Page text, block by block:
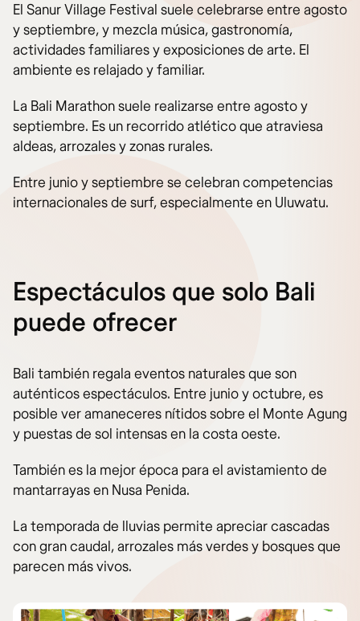
El Sanur Village Festival suele celebrarse entre agosto
y septiembre, y mezcla música, gastronomía,
actividades familiares y exposiciones de arte. El
ambiente es relajado y familiar.
La Bali Marathon suele realizarse entre agosto y
septiembre. Es un recorrido atlético que atraviesa
aldeas, arrozales y zonas rurales.
Entre junio y septiembre se celebran competencias
internacionales de surf, especialmente en Uluwatu.
Espectáculos que solo Bali
puede ofrecer
Bali también regala eventos naturales que son
auténticos espectáculos. Entre junio y octubre, es
posible ver amaneceres nítidos sobre el Monte Agung
y puestas de sol intensas en la costa oeste.
También es la mejor época para el avistamiento de
mantarrayas en Nusa Penida.
La temporada de lluvias permite apreciar cascadas
con gran caudal, arrozales más verdes y bosques que
parecen más vivos.